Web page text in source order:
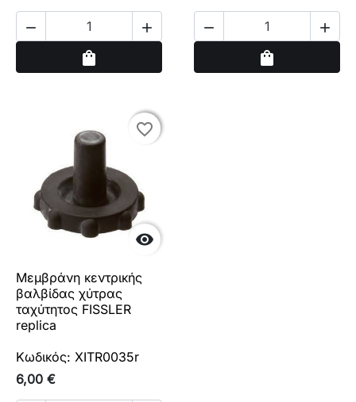
 
shopping_bag
 
shopping_bag

favorite_border
favorite_border
Μεμβράνη κεντρικής
βαλβίδας χύτρας
ταχύτητος FISSLER
replica
Κωδικός: XITR0035r
6,00 €